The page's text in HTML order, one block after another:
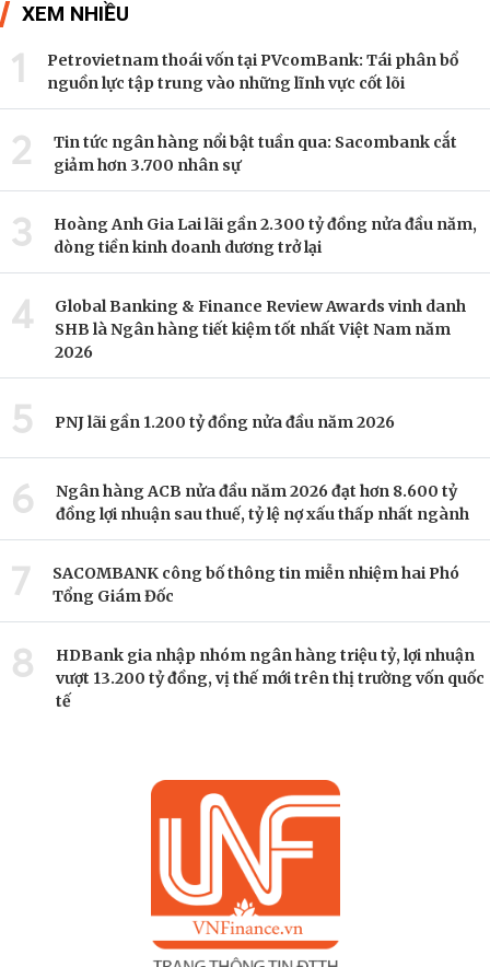
XEM NHIỀU
1
Petrovietnam thoái vốn tại PVcomBank: Tái phân bổ
nguồn lực tập trung vào những lĩnh vực cốt lõi
2
Tin tức ngân hàng nổi bật tuần qua: Sacombank cắt
giảm hơn 3.700 nhân sự
3
Hoàng Anh Gia Lai lãi gần 2.300 tỷ đồng nửa đầu năm,
dòng tiền kinh doanh dương trở lại
4
Global Banking & Finance Review Awards vinh danh
SHB là Ngân hàng tiết kiệm tốt nhất Việt Nam năm
2026
5 PNJ lãi gần 1.200 tỷ đồng nửa đầu năm 2026
6
Ngân hàng ACB nửa đầu năm 2026 đạt hơn 8.600 tỷ
đồng lợi nhuận sau thuế, tỷ lệ nợ xấu thấp nhất ngành
7
SACOMBANK công bố thông tin miễn nhiệm hai Phó
Tổng Giám Đốc
8
HDBank gia nhập nhóm ngân hàng triệu tỷ, lợi nhuận
vượt 13.200 tỷ đồng, vị thế mới trên thị trường vốn quốc
tế